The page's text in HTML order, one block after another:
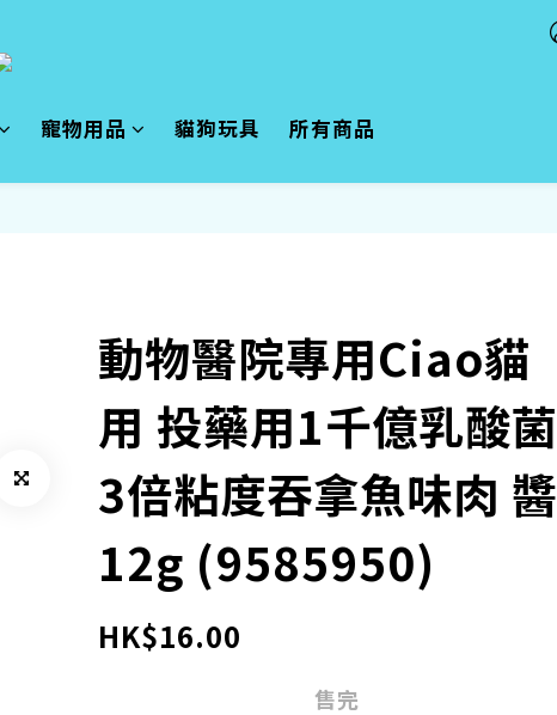
寵物用品 貓狗玩具 所有商品
動物醫院專用Ciao貓
用 投藥用1千億乳酸菌
3倍粘度吞拿魚味肉 醬
12g (9585950)
HK$16.00
售完